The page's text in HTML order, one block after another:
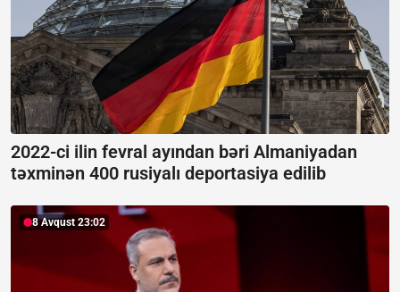
2022-ci ilin fevral ayından bəri Almaniyadan
təxminən 400 rusiyalı deportasiya edilib
8 Avqust 23:02